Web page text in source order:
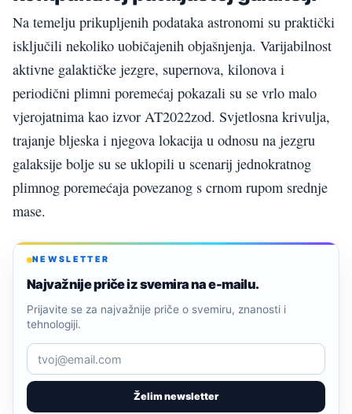
Na temelju prikupljenih podataka astronomi su praktički
isključili nekoliko uobičajenih objašnjenja. Varijabilnost
aktivne galaktičke jezgre, supernova, kilonova i
periodični plimni poremećaj pokazali su se vrlo malo
vjerojatnima kao izvor AT2022zod. Svjetlosna krivulja,
trajanje bljeska i njegova lokacija u odnosu na jezgru
galaksije bolje su se uklopili u scenarij jednokratnog
plimnog poremećaja povezanog s crnom rupom srednje
mase.
NEWSLETTER
Najvažnije priče iz svemira na e-mailu.
Želim newsletter
Prijavite se za najvažnije priče o svemiru, znanosti i
tehnologiji.